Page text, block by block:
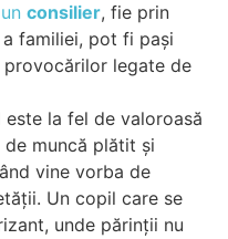
consilier, fie prin
familiei, pot fi pași
legate de
la fel de valoroasă
muncă plătit și
vine vorba de
Un copil care se
unde părinții nu